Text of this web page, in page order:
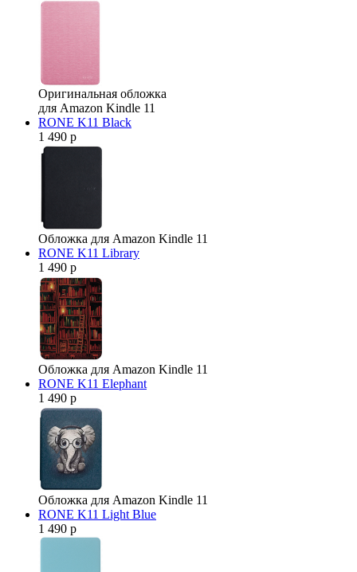
Оригинальная обложка
для Amazon Kindle 11
RONE K11 Black
1 490 р
Обложка для Amazon Kindle 11
RONE K11 Library
1 490 р
Обложка для Amazon Kindle 11
RONE K11 Elephant
1 490 р
Обложка для Amazon Kindle 11
RONE K11 Light Blue
1 490 р